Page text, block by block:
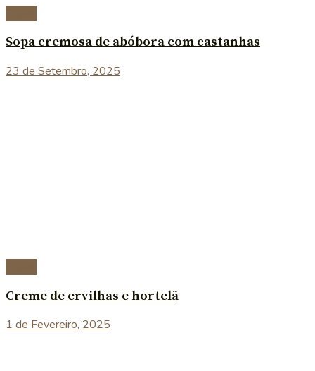
Sopa cremosa de abóbora com castanhas
23 de Setembro, 2025
Creme de ervilhas e hortelã
1 de Fevereiro, 2025